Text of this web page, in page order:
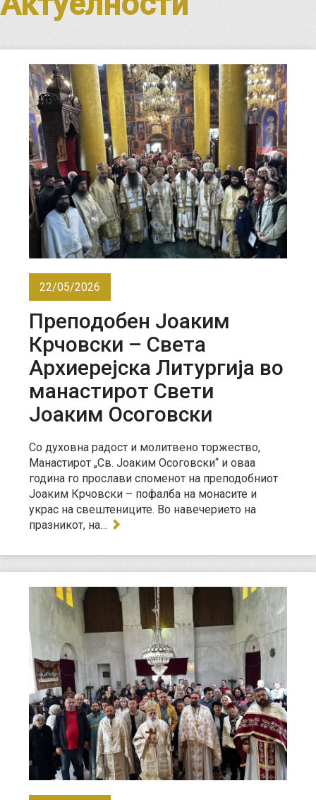
22/05/2026
Преподобен Јоаким
Крчовски – Света
Архиерејска Литургија во
манастирот Свети
Јоаким Осоговски
Со духовна радост и молитвено торжество,
Манастирот „Св. Јоаким Осоговски“ и оваа
година го прослави споменот на преподобниот
Јоаким Крчовски – пофалба на монасите и
украс на свештениците. Во навечерието на
празникот, на…